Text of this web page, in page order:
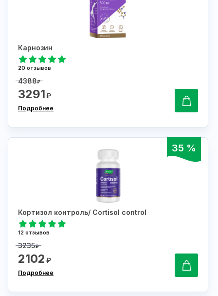
Карнозин
20 отзывов
4388₽
3291₽
Подробнее
35 %
Кортизол контроль/ Cortisol control
12 отзывов
3235₽
2102 ₽
Подробнее